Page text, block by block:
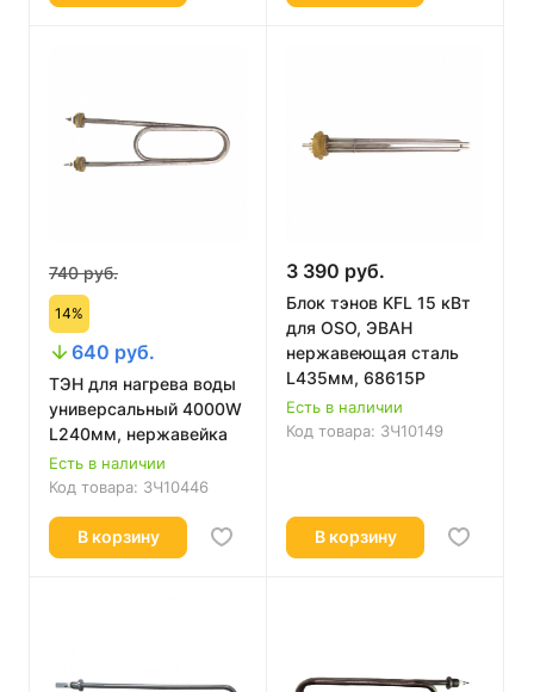
740 руб.
14%
640 руб.
ТЭН для нагрева воды
универсальный 4000W
L240мм, нержавейка
Есть в наличии
Код товара: ЗЧ10446
В корзину
3 390 руб.
Блок тэнов KFL 15 кВт
для OSO, ЭВАН
нержавеющая сталь
L435мм, 68615Р
Есть в наличии
Код товара: ЗЧ10149
В корзину